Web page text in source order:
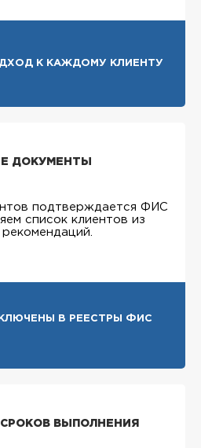
К КАЖДОМУ КЛИЕНТУ
ДОКУМЕНТЫ
подтверждается ФИС
список клиентов из
В РЕЕСТРЫ ФИС
ВЫПОЛНЕНИЯ